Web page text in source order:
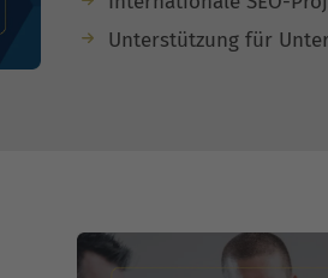
Unterstützung für